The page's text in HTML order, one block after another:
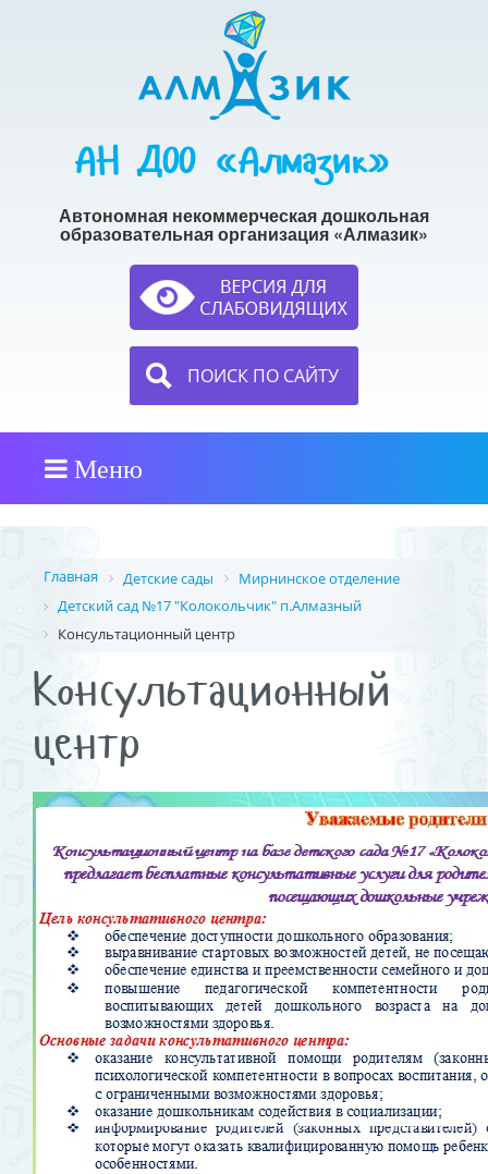
АН ДОО «Алмазик»
Автономная некоммерческая дошкольная
образовательная организация «Алмазик»
ПОИСК ПО САЙТУ
Меню
Главная Детские сады
Мирнинское отделение
Детский сад №17 "Колокольчик" п.Алмазный
Консультационный центр
Консультационный
центр